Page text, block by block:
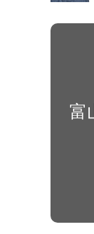
富